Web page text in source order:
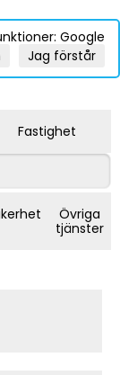
Google
Jag förstår
Fastighet
Övriga
tjänster